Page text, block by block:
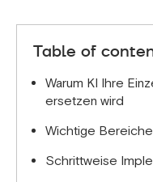
Dateneingabe,
Inventuren,
Implementierung
Monate: 2–4
Pilotphase, 4–6
vollständige
der Pilotphase
Table of
Warum KI Ihre
ersetzen wird
Wichtige
Schrittweise